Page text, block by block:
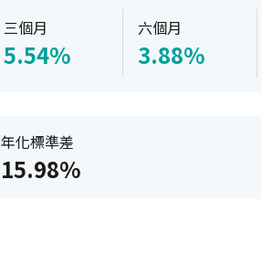
三個月
5.54%
六個月
3.88%
年化標準差
15.98%